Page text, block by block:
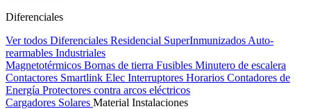
Diferenciales
Ver todos Diferenciales Residencial SuperInmunizados Auto-
rearmables Industriales
Magnetotérmicos Bornas de tierra Fusibles Minutero de escalera
Contactores Smartlink Elec Interruptores Horarios Contadores de
Energía Protectores contra arcos eléctricos
Cargadores Solares Material Instalaciones